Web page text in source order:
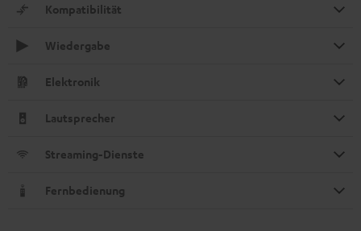
Kompatibilität
Wiedergabe
Elektronik
Lautsprecher
Streaming-Dienste
Fernbedienung